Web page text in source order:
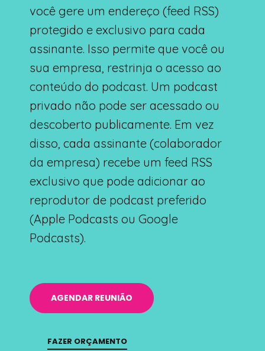
você gere um endereço (feed RSS)
protegido e exclusivo para cada
assinante. Isso permite que você ou
sua empresa, restrinja o acesso ao
conteúdo do podcast. Um podcast
privado não pode ser acessado ou
descoberto publicamente. Em vez
disso, cada assinante (colaborador
da empresa) recebe um feed RSS
exclusivo que pode adicionar ao
reprodutor de podcast preferido
(Apple Podcasts ou Google
Podcasts).
AGENDAR REUNIÃO
FAZER ORÇAMENTO